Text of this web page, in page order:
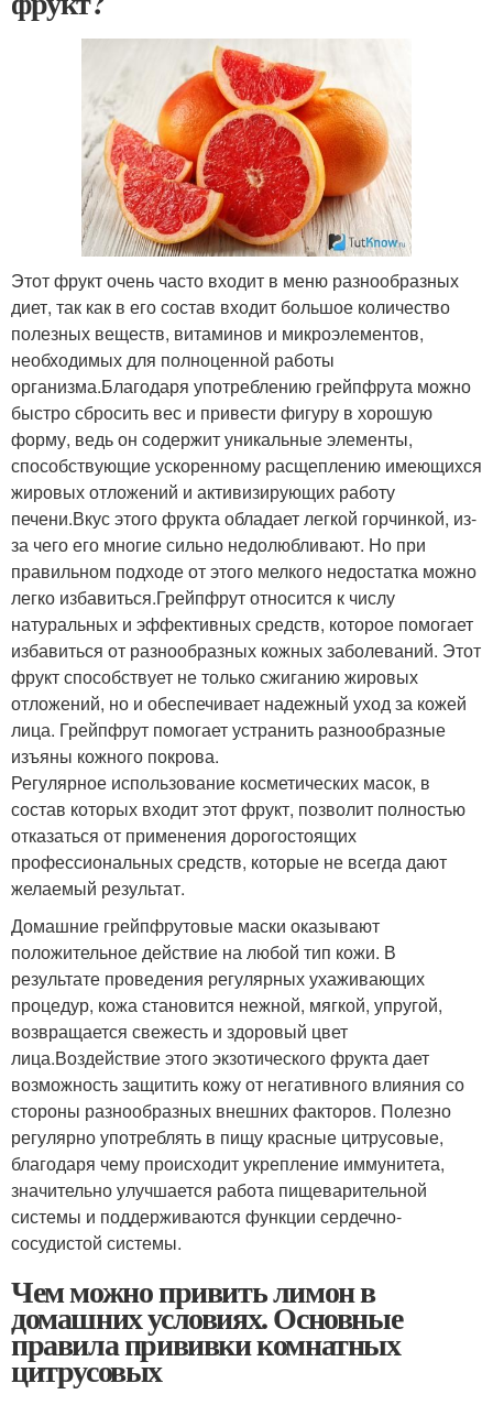
Этот фрукт очень часто входит в меню разнообразных
диет, так как в его состав входит большое количество
полезных веществ, витаминов и микроэлементов,
необходимых для полноценной работы
организма.Благодаря употреблению грейпфрута можно
быстро сбросить вес и привести фигуру в хорошую
форму, ведь он содержит уникальные элементы,
способствующие ускоренному расщеплению имеющихся
жировых отложений и активизирующих работу
печени.Вкус этого фрукта обладает легкой горчинкой, из-
за чего его многие сильно недолюбливают. Но при
правильном подходе от этого мелкого недостатка можно
легко избавиться.Грейпфрут относится к числу
натуральных и эффективных средств, которое помогает
избавиться от разнообразных кожных заболеваний. Этот
фрукт способствует не только сжиганию жировых
отложений, но и обеспечивает надежный уход за кожей
лица. Грейпфрут помогает устранить разнообразные
изъяны кожного покрова.
Регулярное использование косметических масок, в
состав которых входит этот фрукт, позволит полностью
отказаться от применения дорогостоящих
профессиональных средств, которые не всегда дают
желаемый результат.
Домашние грейпфрутовые маски оказывают
положительное действие на любой тип кожи. В
результате проведения регулярных ухаживающих
процедур, кожа становится нежной, мягкой, упругой,
возвращается свежесть и здоровый цвет
лица.Воздействие этого экзотического фрукта дает
возможность защитить кожу от негативного влияния со
стороны разнообразных внешних факторов. Полезно
регулярно употреблять в пищу красные цитрусовые,
благодаря чему происходит укрепление иммунитета,
значительно улучшается работа пищеварительной
системы и поддерживаются функции сердечно-
сосудистой системы.
Чем можно привить лимон в
домашних условиях. Основные
правила прививки комнатных
цитрусовых